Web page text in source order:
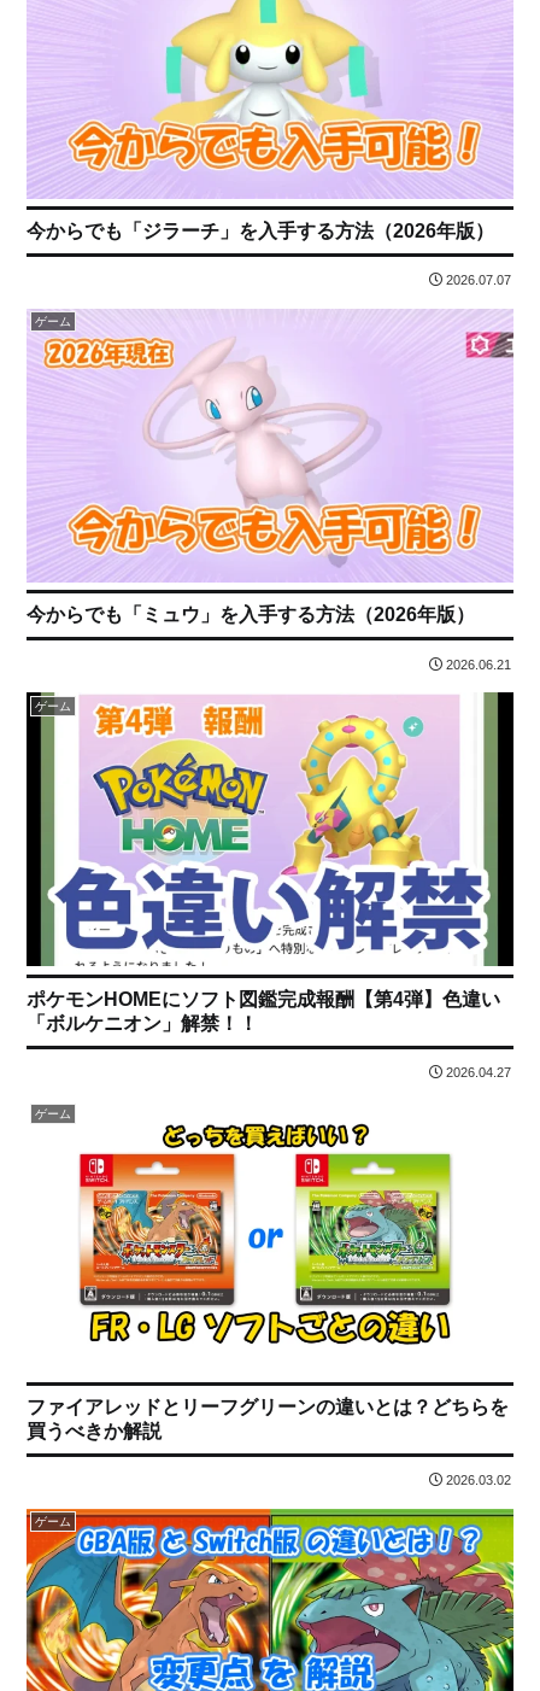
今からでも「ジラーチ」を入手する方法（2026年版）
2026.07.07
ゲーム
今からでも「ミュウ」を入手する方法（2026年版）
2026.06.21
ゲーム
ポケモンHOMEにソフト図鑑完成報酬【第4弾】色違い
「ボルケニオン」解禁！！
2026.04.27
ゲーム
ファイアレッドとリーフグリーンの違いとは？どちらを
買うべきか解説
2026.03.02
ゲーム